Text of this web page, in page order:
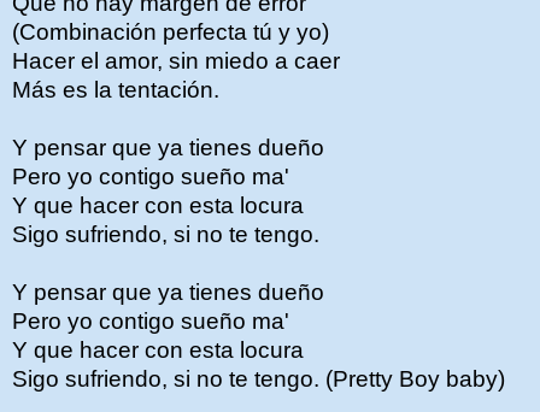
(Combinación perfecta tú y yo)
Hacer el amor, sin miedo a caer
Más es la tentación.
Y pensar que ya tienes dueño
Pero yo contigo sueño ma'
Y que hacer con esta locura
Sigo sufriendo, si no te tengo.
Y pensar que ya tienes dueño
Pero yo contigo sueño ma'
Y que hacer con esta locura
Sigo sufriendo, si no te tengo. (Pretty Boy baby)